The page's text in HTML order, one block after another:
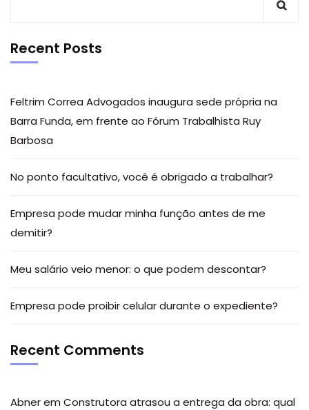
Recent Posts
Feltrim Correa Advogados inaugura sede própria na
Barra Funda, em frente ao Fórum Trabalhista Ruy
Barbosa
No ponto facultativo, você é obrigado a trabalhar?
Empresa pode mudar minha função antes de me
demitir?
Meu salário veio menor: o que podem descontar?
Empresa pode proibir celular durante o expediente?
Recent Comments
Abnerem Construtora atrasou a entrega da obra: qual